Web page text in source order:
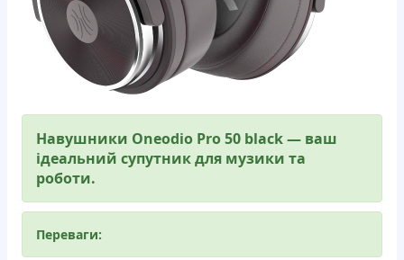
Навушники Oneodio Pro 50 black — ваш
ідеальний супутник для музики та
роботи.
Переваги: